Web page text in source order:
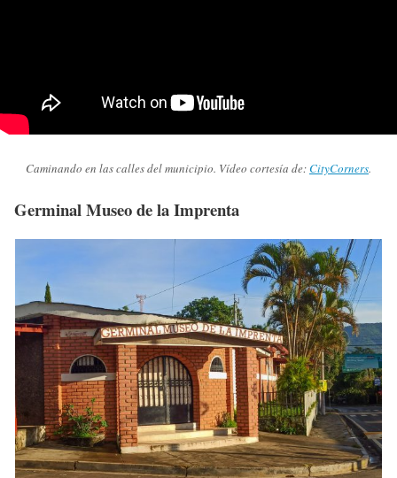
Caminando en las calles del municipio. Vídeo cortesía de:CityCorners.
Germinal Museo de la Imprenta